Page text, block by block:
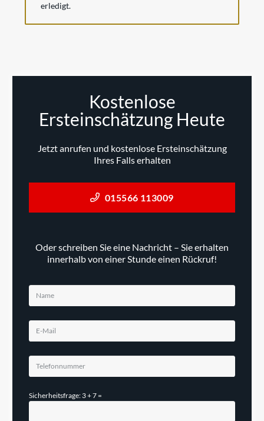
erledigt.
Kostenlose
Ersteinschätzung Heute
Jetzt anrufen und kostenlose Ersteinschätzung
Ihres Falls erhalten
015566 113009
Oder schreiben Sie eine Nachricht – Sie erhalten
innerhalb von einer Stunde einen Rückruf!
Sicherheitsfrage: 3 + 7 =